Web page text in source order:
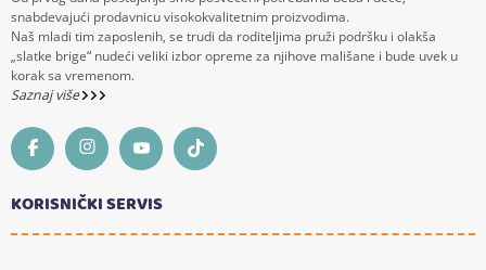
snabdevajući prodavnicu visokokvalitetnim proizvodima.
Naš mladi tim zaposlenih, se trudi da roditeljima pruži podršku i olakša
„slatke brige“ nudeći veliki izbor opreme za njihove mališane i bude uvek u
korak sa vremenom.
Saznaj više
KORISNIČKI SERVIS